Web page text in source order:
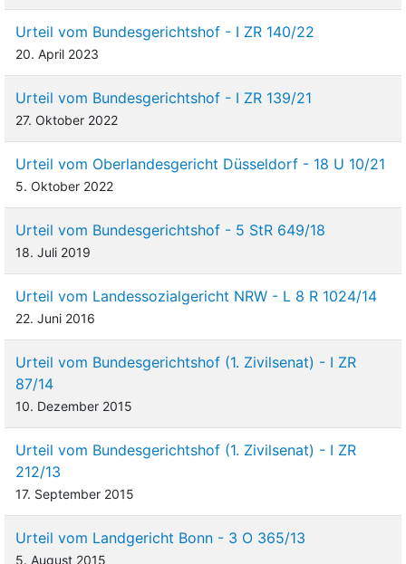
Urteil vom Bundesgerichtshof - I ZR 140/22
20. April 2023
Urteil vom Bundesgerichtshof - I ZR 139/21
27. Oktober 2022
Urteil vom Oberlandesgericht Düsseldorf - 18 U 10/21
5. Oktober 2022
Urteil vom Bundesgerichtshof - 5 StR 649/18
18. Juli 2019
Urteil vom Landessozialgericht NRW - L 8 R 1024/14
22. Juni 2016
Urteil vom Bundesgerichtshof (1. Zivilsenat) - I ZR
87/14
10. Dezember 2015
Urteil vom Bundesgerichtshof (1. Zivilsenat) - I ZR
212/13
17. September 2015
Urteil vom Landgericht Bonn - 3 O 365/13
5. August 2015